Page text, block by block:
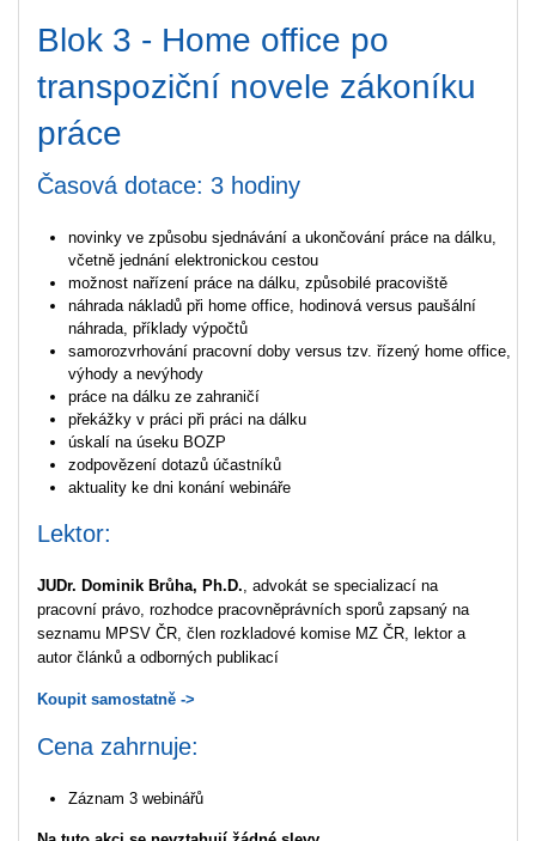
Blok 3 - Home office po
transpoziční novele zákoníku
práce
Časová dotace: 3 hodiny
novinky ve způsobu sjednávání a ukončování práce na dálku,
včetně jednání elektronickou cestou
možnost nařízení práce na dálku, způsobilé pracoviště
náhrada nákladů při home office, hodinová versus paušální
náhrada, příklady výpočtů
samorozvrhování pracovní doby versus tzv. řízený home office,
výhody a nevýhody
práce na dálku ze zahraničí
překážky v práci při práci na dálku
úskalí na úseku BOZP
zodpovězení dotazů účastníků
aktuality ke dni konání webináře
Lektor:
JUDr. Dominik Brůha, Ph.D. , advokát se specializací na
pracovní právo, rozhodce pracovněprávních sporů zapsaný na
seznamu MPSV ČR, člen rozkladové komise MZ ČR, lektor a
autor článků a odborných publikací
Koupit samostatně ->
Cena zahrnuje:
Záznam 3 webinářů